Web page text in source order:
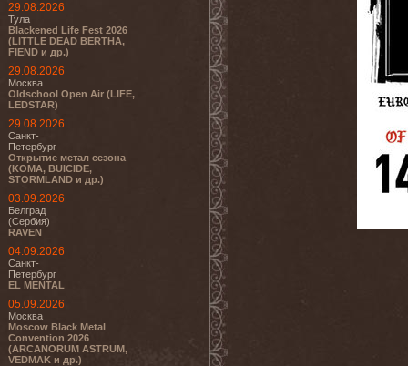
29.08.2026
Тула
Blackened Life Fest 2026
(LITTLE DEAD BERTHA,
FIEND и др.)
29.08.2026
Москва
Oldschool Open Air (LIFE,
LEDSTAR)
29.08.2026
Санкт-
Петербург
Открытие метал сезона
(KOMA, BUICIDE,
STORMLAND и др.)
03.09.2026
Белград
(Сербия)
RAVEN
04.09.2026
Санкт-
Петербург
EL MENTAL
05.09.2026
Москва
Moscow Black Metal
Convention 2026
(ARCANORUM ASTRUM,
VEDMAK и др.)